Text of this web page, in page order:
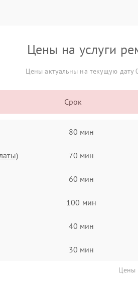
Цены на услуги
Цены актуальны на текущую дату
Срок
80 мин
70 мин
60 мин
100 мин
40 мин
30 мин
Цены